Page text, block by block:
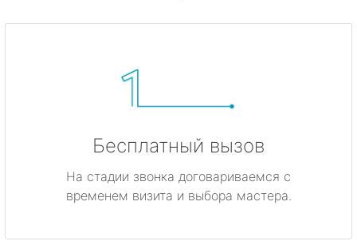
Бесплатный вызов
На стадии звонка договариваемся с
временем визита и выбора мастера.